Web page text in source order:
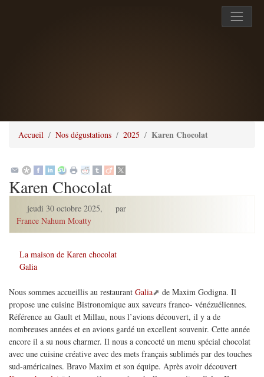
Accueil Nos dégustations 2025 Karen Chocolat
Karen Chocolat
jeudi 30 octobre 2025,
par
France Nahum Moatty
La maison de Karen chocolat
Galia
Nous sommes accueillis au restaurant Galia
de Maxim Godigna. Il
propose une cuisine Bistronomique aux saveurs franco- vénézuéliennes.
Référence au Gault et Millau, nous l’avions découvert, il y a de
nombreuses années et en avions gardé un excellent souvenir. Cette année
encore il a su nous charmer. Il nous a concocté un menu spécial chocolat
avec une cuisine créative avec des mets français sublimés par des touches
sud-américaines. Bravo Maxim et son équipe. Après avoir découvert